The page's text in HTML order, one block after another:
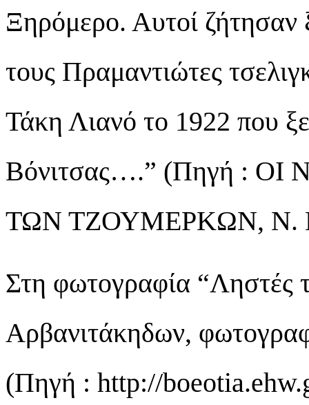
Ξηρόμερο. Αυτοί
τους Πραμαντιώτες
Τάκη Λιανό το 1922 που
Βόνιτσας….” (Πηγή :
ΤΩΝ ΤΖΟΥΜΕΡΚΩΝ, Ν.
Στη φωτογραφία “Ληστές
Αρβανιτάκηδων,
(Πηγή : http://